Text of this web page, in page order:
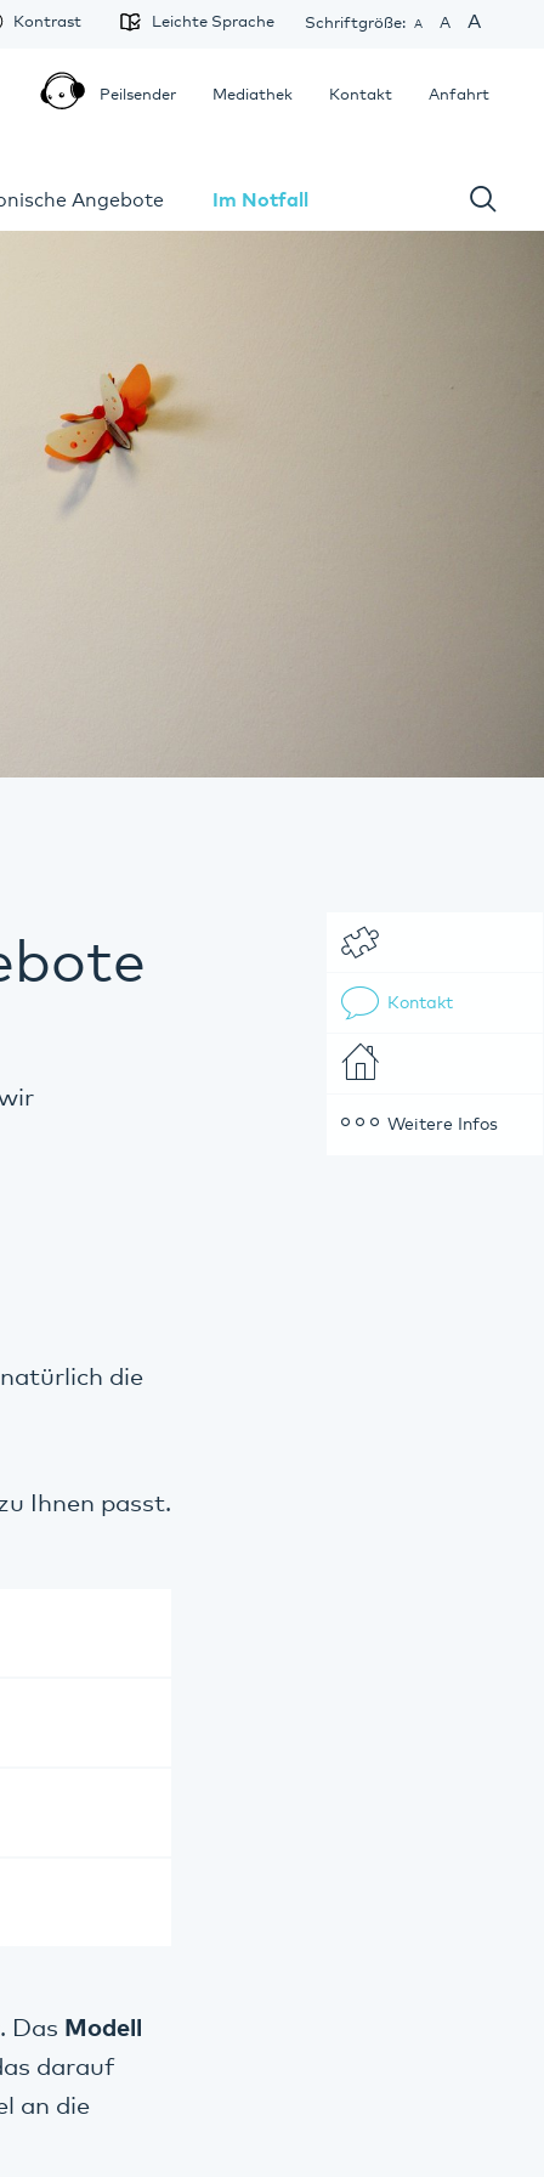
Angebote Im Notfall
Schriftgröße: A A A
Leichte Sprache
Kontrast
Anfahrt
Kontakt
Mediathek
Peilsender
Kontakt
Weitere Infos
die
Ihnen passt.
Das Modell
darauf
an die